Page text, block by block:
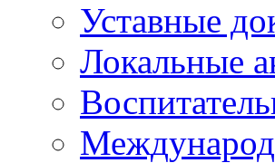
Уставные
Локальные